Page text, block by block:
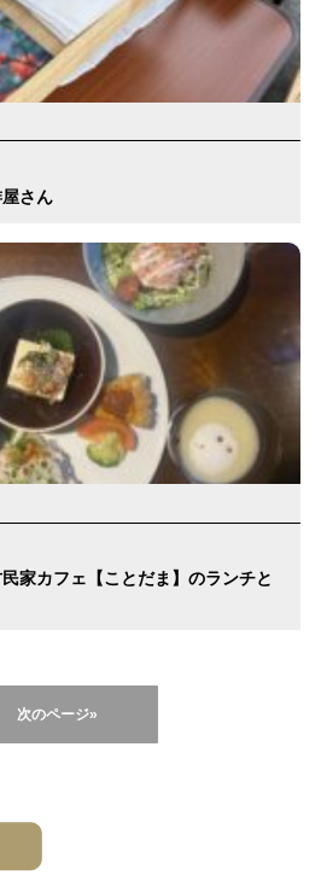
さん
家カフェ【ことだま】のランチと
次のページ»